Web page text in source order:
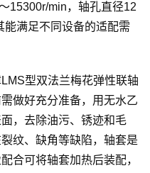
15300r/min，轴孔直径12
满足不同设备的适配需
型双法兰梅花弹性联轴
做好充分准备，用无水乙
，去除油污、锈迹和毛
纹、缺角等缺陷，轴套是
合可将轴套加热后装配，